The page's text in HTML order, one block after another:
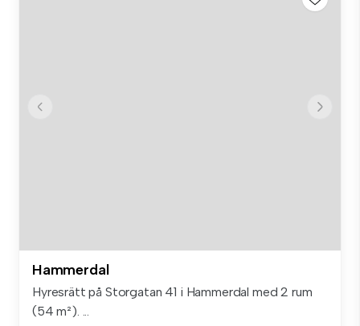
Hammerdal
Hyresrätt på Storgatan 41 i Hammerdal med 2 rum
(54 m²). ...